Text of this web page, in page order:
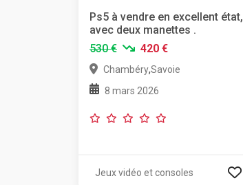
Ps5 à vendre en excellent état,
avec deux manettes .
530 €
420 €
Chambéry,Savoie
8 mars 2026
Jeux vidéo et consoles